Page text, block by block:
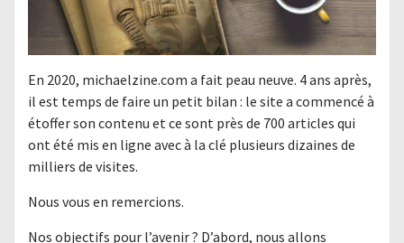
En 2020, michaelzine.com a fait peau neuve. 4 ans après,
il est temps de faire un petit bilan : le site a commencé à
étoffer son contenu et ce sont près de 700 articles qui
ont été mis en ligne avec à la clé plusieurs dizaines de
milliers de visites.
Nous vous en remercions.
Nos objectifs pour l’avenir ? D’abord, nous allons